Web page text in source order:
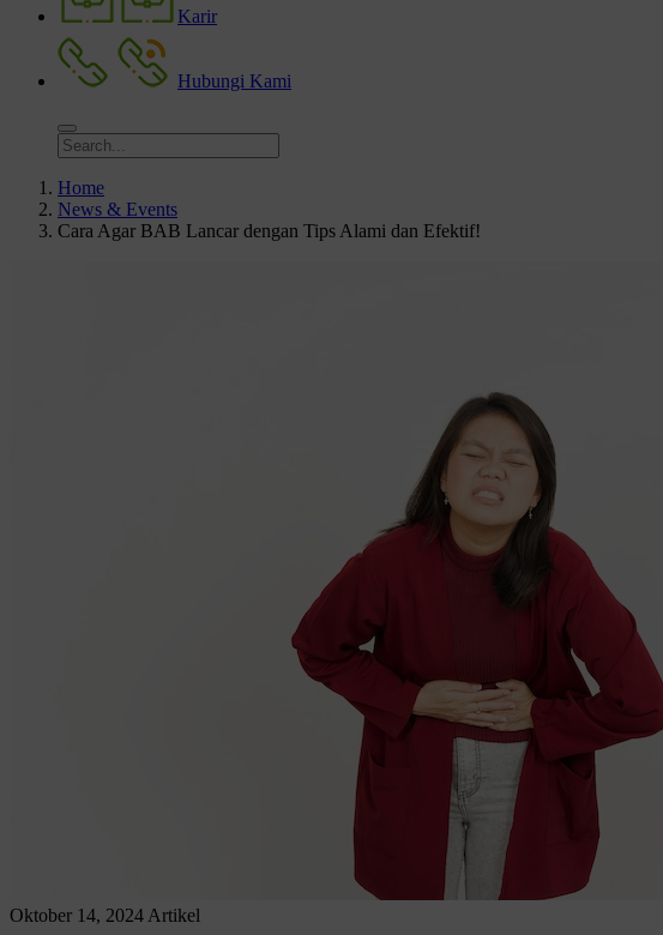
Karir
Hubungi Kami
Home
News & Events
Cara Agar BAB Lancar dengan Tips Alami dan Efektif!
Oktober 14, 2024 Artikel